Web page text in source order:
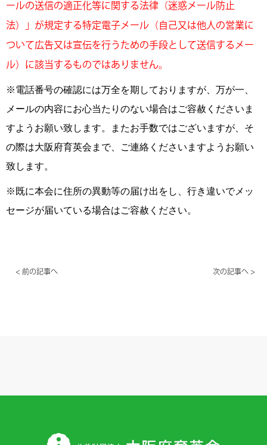
ールの送信の適正化等に関する法律 （迷惑メール防止
法）」が規定する特定電子メール（自己又は他人の営業に
ついて広告又は宣伝を行うための手段として送信するメー
ル）に該当するものではありません。
※電話番号の確認には万全を期しておりますが、万が一、
メールの内容にお心当たりのない場合はご容赦くださいま
すようお願い致します。またお手数ではございますが、そ
の際は大阪府育英会まで、ご連絡くださいますようお願い
致します。
※既に本会に住所の異動等の届け出をし、行き違いでメッ
セージが届いている場合はご容赦ください。
< 前の記事へ 次の記事へ >